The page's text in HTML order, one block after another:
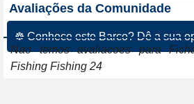
Avaliações da Comunidade
☸ Conhece este Barco? Dê a sua
Nao temos avaliacoes para
Fishing Fishing 24